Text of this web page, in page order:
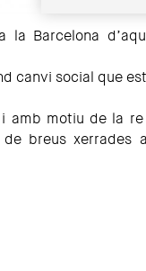
la Barcelona
canvi social que
i amb motiu de la
breus xerrades